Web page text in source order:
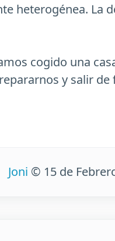
heterogénea. La
cogido una
y salir de
Joni © 15 de